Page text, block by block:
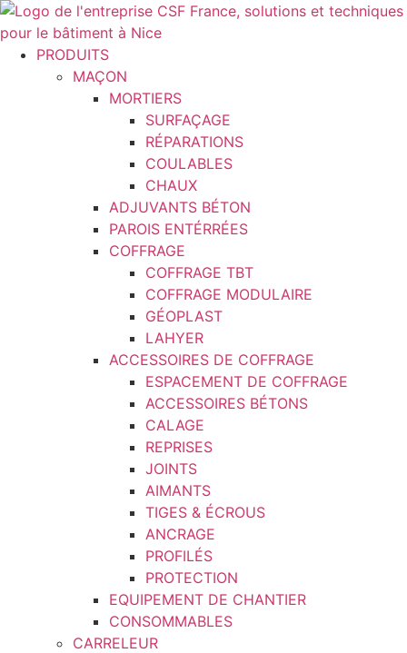
Aller
au
contenuPRODUITS
MAÇON
MORTIERS
SURFAÇAGE
RÉPARATIONS
COULABLES
CHAUX
ADJUVANTS BÉTON
PAROIS ENTÉRRÉES
COFFRAGE
COFFRAGE TBT
COFFRAGE MODULAIRE
GÉOPLAST
LAHYER
ACCESSOIRES DE COFFRAGE
ESPACEMENT DE COFFRAGE
ACCESSOIRES BÉTONS
CALAGE
REPRISES
JOINTS
AIMANTS
TIGES & ÉCROUS
ANCRAGE
PROFILÉS
PROTECTION
EQUIPEMENT DE CHANTIER
CONSOMMABLES
CARRELEUR